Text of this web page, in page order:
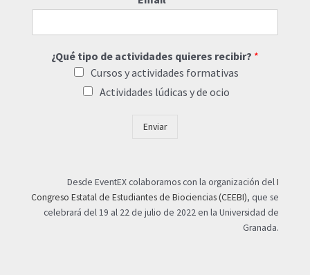
¿Qué tipo de actividades quieres recibir? *
Cursos y actividades formativas
Actividades lúdicas y de ocio
Enviar
Desde EventEX colaboramos con la organización delI
Congreso Estatal de Estudiantes de Biociencias (CEEBI), que se
celebrará del 19 al 22 de julio de 2022 en la Universidad de
Granada.